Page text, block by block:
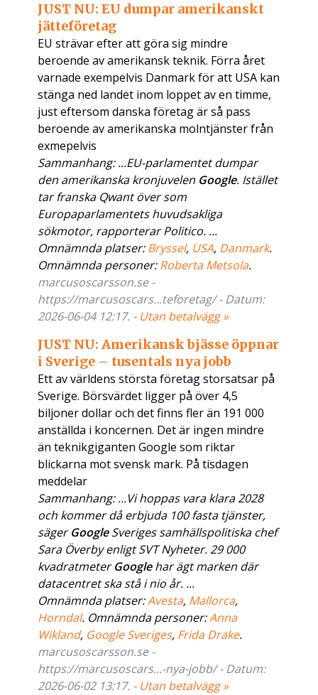
JUST NU: EU dumpar amerikanskt
jätteföretag
EU strävar efter att göra sig mindre
beroende av amerikansk teknik. Förra året
varnade exempelvis Danmark för att USA kan
stänga ned landet inom loppet av en timme,
just eftersom danska företag är så pass
beroende av amerikanska molntjänster från
exmepelvis
Sammanhang: ...EU-parlamentet dumpar
den amerikanska kronjuvelen Google. Istället
tar franska Qwant över som
Europaparlamentets huvudsakliga
sökmotor, rapporterar Politico. ...
Omnämnda platser:Bryssel, USA, Danmark.
Omnämnda personer:Roberta Metsola.
marcusoscarsson.se -
https://marcusoscars...teforetag/ - Datum:
2026-06-04 12:17. - Utan betalvägg »
JUST NU: Amerikansk bjässe öppnar
i Sverige – tusentals nya jobb
Ett av världens största företag storsatsar på
Sverige. Börsvärdet ligger på över 4,5
biljoner dollar och det finns fler än 191 000
anställda i koncernen. Det är ingen mindre
än teknikgiganten Google som riktar
blickarna mot svensk mark. På tisdagen
meddelar
Sammanhang: ...Vi hoppas vara klara 2028
och kommer då erbjuda 100 fasta tjänster,
sägerGoogleSveriges samhällspolitiska chef
Sara Överby enligt SVT Nyheter. 29 000
kvadratmeterGooglehar ägt marken där
datacentret ska stå i nio år. ...
Omnämnda platser:Avesta, Mallorca,
Horndal. Omnämnda personer:Anna
Wikland, Google Sveriges, Frida Drake.
marcusoscarsson.se -
https://marcusoscars...-nya-jobb/ - Datum:
2026-06-02 13:17. - Utan betalvägg »